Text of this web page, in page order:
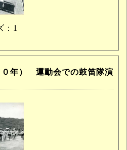
1
０年） 運動会での鼓笛隊演